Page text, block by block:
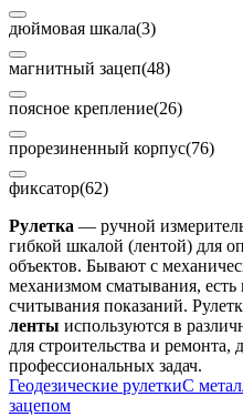
дюймовая шкала(3)
магнитный зацеп(48)
поясное крепление(26)
прорезиненный корпус(76)
фиксатор(62)
Рулетка — ручной
гибкой шкалой (лентой) для
объектов. Бывают с
механизмом сматывания, есть
считывания показаний.
ленты используются в
для строительства и
профессиональных задач.
Геодезические рулеткиС
зацепом